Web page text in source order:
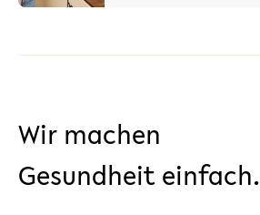
Wir machen
Gesundheit einfach.